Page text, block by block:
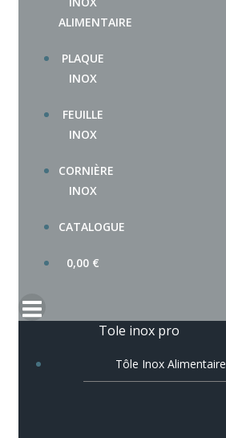
ALIMENTAIRE
PLAQUE
INOX
FEUILLE
INOX
CORNIÈRE
INOX
CATALOGUE
0,00 €
Tole inox pro
Tôle Inox Alimentaire